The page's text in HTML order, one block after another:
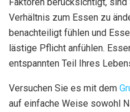
Verhältnis zum Essen zu
benachteiligt fühlen und
lästige Pflicht anfühlen.
entspannten Teil Ihres
Versuchen Sie es mit dem
auf einfache Weise sowohl